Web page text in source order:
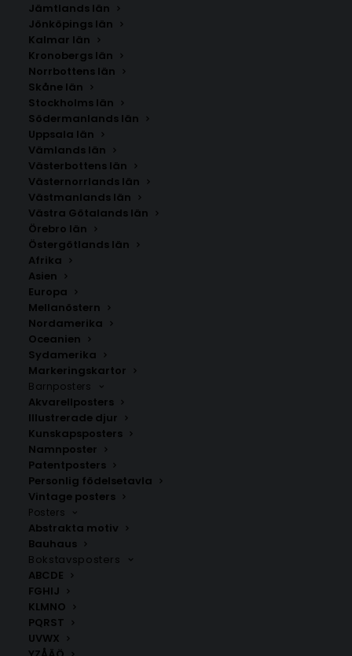
Jämtlands län
Jönköpings län
Kalmar län
Kronobergs län
Norrbottens län
Skåne län
Stockholms län
Södermanlands län
Uppsala län
Vämlands län
Västerbottens län
Västernorrlands län
Västmanlands län
Västra Götalands län
Örebro län
Östergötlands län
Afrika
Asien
Europa
Mellanöstern
Nordamerika
Oceanien
Sydamerika
Markeringskartor
Barnposters
Akvarellposters
Illustrerade djur
Kunskapsposters
Namnposter
Patentposters
Personlig födelsetavla
Vintage posters
Posters
Abstrakta motiv
Bauhaus
Bokstavsposters
ABCDE
FGHIJ
KLMNO
PQRST
UVWX
Line Art Porträtt – Personlig Tavla Familj
Storlek
259.00kr
Barnets namn
Födelsedatum
”Porträtt Line-art” är en av många stilrena och
personliga posters som du kan hitta hos Madde
Design. Fyll i namn och datum, så fixar vi resten.